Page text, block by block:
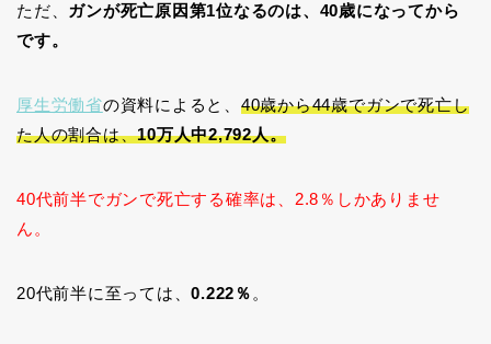
ただ、 ガンが死亡原因第1位なるのは、40歳になってから
です。
厚生労働省の資料によると、 40歳から44歳でガンで死亡し
た人の割合は、10万人中2,792人。
40代前半でガンで死亡する確率は、2.8％しかありませ
ん。
20代前半に至っては、0.222％ 。